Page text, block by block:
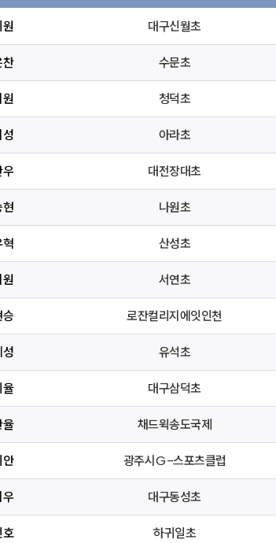
원 대구신월초
찬 수문초
원 청덕초
성 아라초
우 대전장대초
현 나원초
혁 산성초
원 서연초
승 로잔컬리지에잇인천
성 유석초
율 대구삼덕초
율 채드윅송도국제
안 광주시G-스포츠클럽
우 대구동성초
호 하귀일초